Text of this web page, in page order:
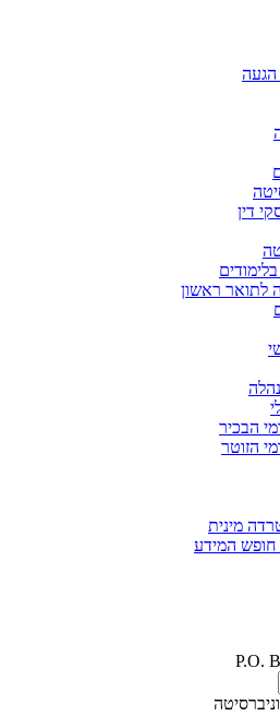
הגעה
דין
לתואר ראשון
הבכיר
הזוטר
מינית
חופש המידע
P.O.